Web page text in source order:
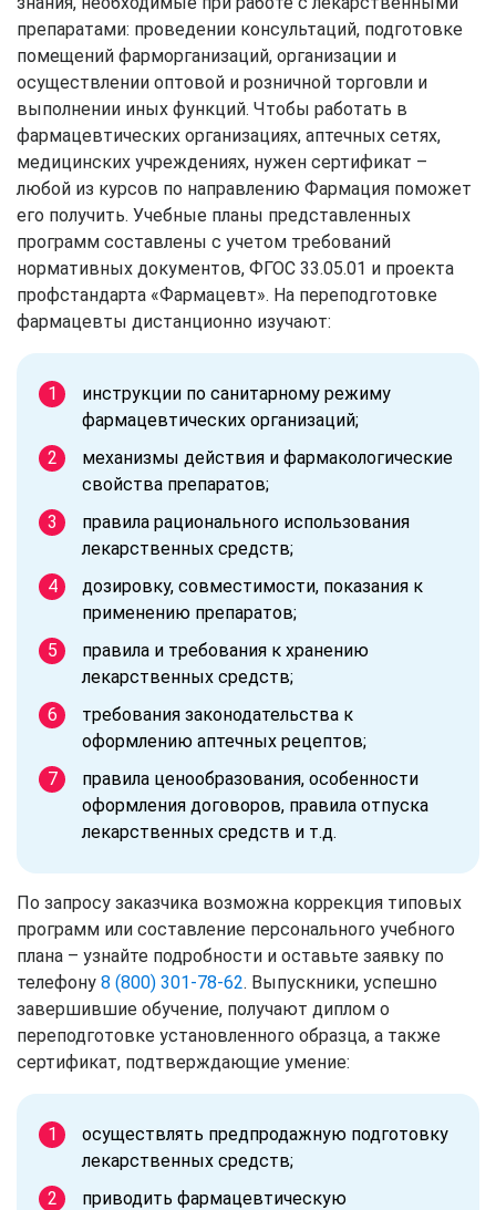
препаратами: проведении консультаций, подготовке
помещений фарморганизаций, организации и
осуществлении оптовой и розничной торговли и
выполнении иных функций. Чтобы работать в
фармацевтических организациях, аптечных сетях,
медицинских учреждениях, нужен сертификат –
любой из курсов по направлению Фармация поможет
его получить. Учебные планы представленных
программ составлены с учетом требований
нормативных документов, ФГОС 33.05.01 и проекта
профстандарта «Фармацевт». На переподготовке
фармацевты дистанционно изучают:
инструкции по санитарному режиму
фармацевтических организаций;
механизмы действия и фармакологические
свойства препаратов;
правила рационального использования
лекарственных средств;
дозировку, совместимости, показания к
применению препаратов;
правила и требования к хранению
лекарственных средств;
требования законодательства к
оформлению аптечных рецептов;
правила ценообразования, особенности
оформления договоров, правила отпуска
лекарственных средств и т.д.
По запросу заказчика возможна коррекция типовых
программ или составление персонального учебного
плана – узнайте подробности и оставьте заявку по
телефону 8 (800) 301-78-62. Выпускники, успешно
завершившие обучение, получают диплом о
переподготовке установленного образца, а также
сертификат, подтверждающие умение:
осуществлять предпродажную подготовку
лекарственных средств;
приводить фармацевтическую